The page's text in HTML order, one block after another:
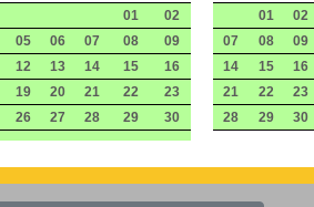
01
02
05 06 07 08
09
12 13 14 15
16
19 20 21 22
23
26 27 28 29
30
01 02
07
08 09
14
15 16
21
22 23
28
29 30